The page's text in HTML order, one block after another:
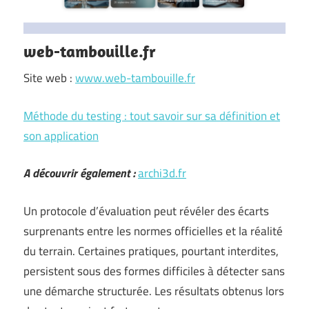
web-tambouille.fr
Site web :www.web-tambouille.fr
Méthode du testing : tout savoir sur sa définition et
son application
A découvrir également :archi3d.fr
Un protocole d’évaluation peut révéler des écarts
surprenants entre les normes officielles et la réalité
du terrain. Certaines pratiques, pourtant interdites,
persistent sous des formes difficiles à détecter sans
une démarche structurée. Les résultats obtenus lors